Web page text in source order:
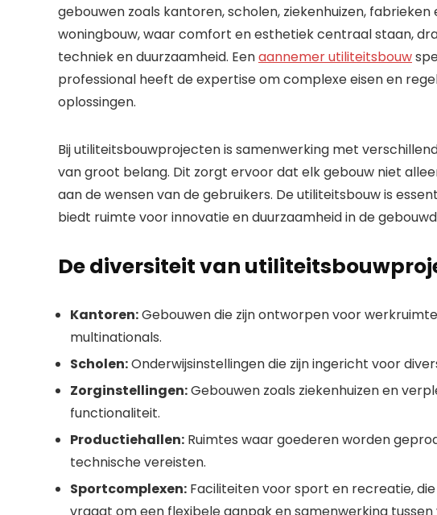
gebouwen zoals kantoren, scholen, ziekenhuizen,
woningbouw, waar comfort en esthetiek centraal staan,
techniek en duurzaamheid. Eenaannemer utiliteitsbouw
professional heeft de expertise om complexe eisen en
oplossingen.
Bij utiliteitsbouwprojecten is samenwerking met
van groot belang. Dit zorgt ervoor dat elk gebouw niet
aan de wensen van de gebruikers. De utiliteitsbouw is
biedt ruimte voor innovatie en duurzaamheid in de
De diversiteit van
Kantoren:Gebouwen die zijn ontworpen voor
multinationals.
Scholen:Onderwijsinstellingen die zijn ingericht voor
Zorginstellingen:Gebouwen zoals ziekenhuizen en
functionaliteit.
Productiehallen: Ruimtes waar goederen worden
technische vereisten.
Sportcomplexen: Faciliteiten voor sport en recreatie,